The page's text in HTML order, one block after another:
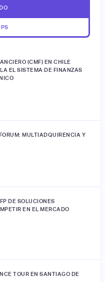
(CMF) EN CHILE
EL SISTEMA DE FINANZAS
MULTIADQUIRENCIA Y
DE SOLUCIONES
EN EL MERCADO
TOUR EN SANTIAGO DE